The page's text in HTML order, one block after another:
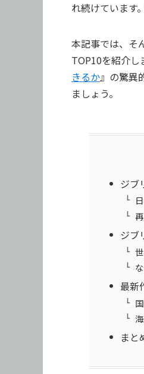
れ続けています
本記事では、そ
TOP10を紹介し
きるか』の驚異
ましょう。
ジブ
ジブ
最新
まと